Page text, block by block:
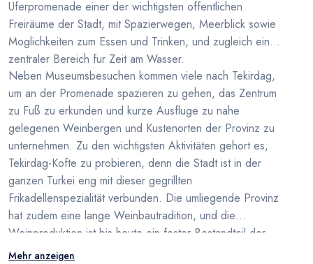
Uferpromenade einer der wichtigsten offentlichen
Freiräume der Stadt, mit Spazierwegen, Meerblick sowie
Moglichkeiten zum Essen und Trinken, und zugleich ein
zentraler Bereich fur Zeit am Wasser.
Neben Museumsbesuchen kommen viele nach Tekirdag,
um an der Promenade spazieren zu gehen, das Zentrum
zu Fuß zu erkunden und kurze Ausfluge zu nahe
gelegenen Weinbergen und Kustenorten der Provinz zu
unternehmen. Zu den wichtigsten Aktivitäten gehort es,
Tekirdag-Kofte zu probieren, denn die Stadt ist in der
ganzen Turkei eng mit dieser gegrillten
Frikadellenspezialität verbunden. Die umliegende Provinz
hat zudem eine lange Weinbautradition, und die
Weinproduktion ist bis heute ein fester Bestandteil der
regionalen Identität.
Mehr anzeigen